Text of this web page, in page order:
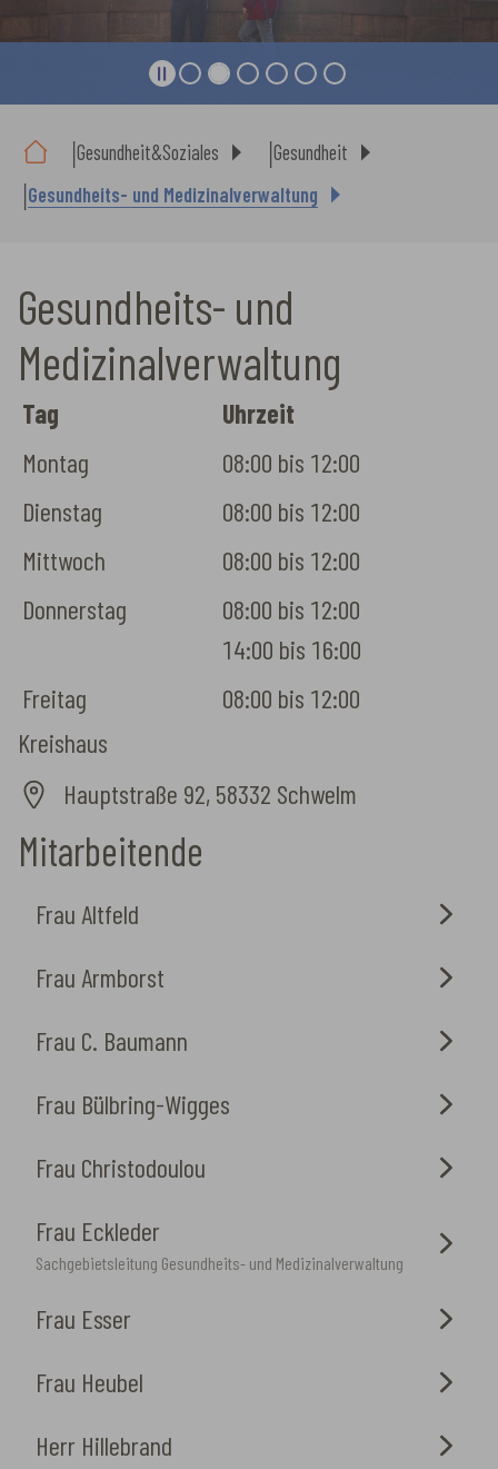
Gesundheit&Soziales
Gesundheit
Gesundheits- und Medizinalverwaltung
Gesundheits- und
Medizinalverwaltung
Tag
Uhrzeit
Montag
08:00 bis 12:00
Dienstag
08:00 bis 12:00
Mittwoch
08:00 bis 12:00
Donnerstag
08:00 bis 12:00
14:00 bis 16:00
Freitag
08:00 bis 12:00
Kreishaus
Hauptstraße 92, 58332 Schwelm
Mitarbeitende
Frau Altfeld
Frau Armborst
Frau C. Baumann
Frau Bülbring-Wigges
Frau Christodoulou
Frau Eckleder
Sachgebietsleitung Gesundheits- und Medizinalverwaltung
Frau Esser
Frau Heubel
Herr Hillebrand